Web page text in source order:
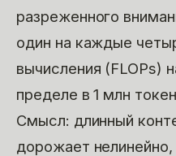
разреженного
один на каждые
вычисления (FLOPs)
пределе в 1 млн
Смысл: длинный
дорожает